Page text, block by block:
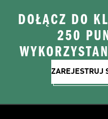
DOŁĄCZ DO
250
ZAREJESTRUJ